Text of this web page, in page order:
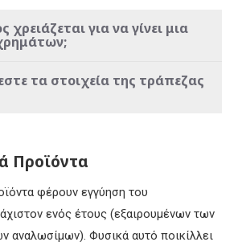
χρειάζεται για να γίνει μια
τα στοιχεία της τράπεζας
Προϊόντα
φέρουν εγγύηση του
ενός έτους (εξαιρουμένων των
αναλωσίμων). Φυσικά αυτό ποικίλλει